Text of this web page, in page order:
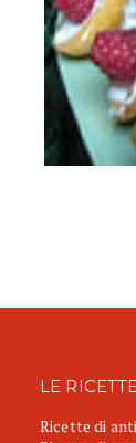
LE
Ricette di